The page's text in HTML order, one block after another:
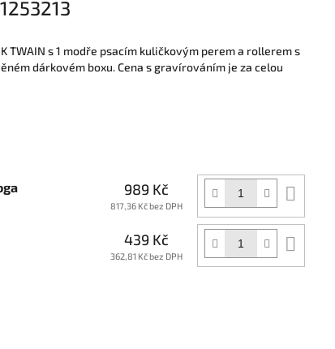
TWAIN s 1 modře psacím kuličkovým perem a rollerem s
dárkovém boxu. Cena s gravírováním je za celou
989 Kč
817,36 Kč bez DPH
439 Kč
362,81 Kč bez DPH